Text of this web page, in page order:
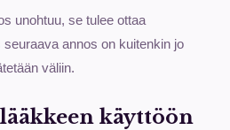
unohtuu, se tulee ottaa
annos on kuitenkin jo
väliin.
käyttöön